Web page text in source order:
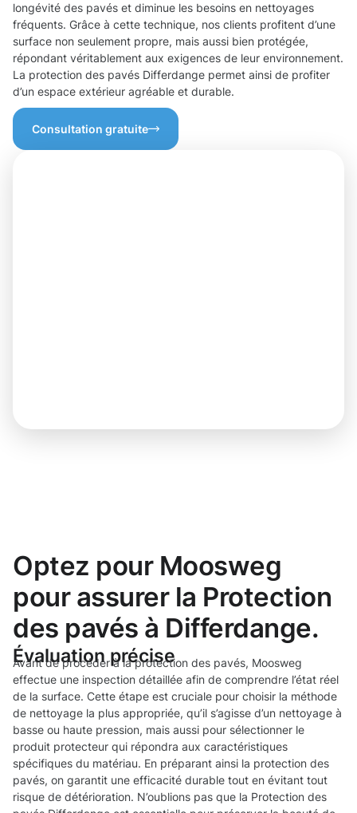
longévité des pavés et diminue les besoins en nettoyages
fréquents. Grâce à cette technique, nos clients profitent d’une
surface non seulement propre, mais aussi bien protégée,
répondant véritablement aux exigences de leur environnement.
La protection des pavés Differdange permet ainsi de profiter
d’un espace extérieur agréable et durable.
Consultation gratuite
Optez pour Moosweg
pour assurer la Protection
des pavés à Differdange.
Évaluation précise
Avant de procéder à la protection des pavés, Moosweg
effectue une inspection détaillée afin de comprendre l’état réel
de la surface. Cette étape est cruciale pour choisir la méthode
de nettoyage la plus appropriée, qu’il s’agisse d’un nettoyage à
basse ou haute pression, mais aussi pour sélectionner le
produit protecteur qui répondra aux caractéristiques
spécifiques du matériau. En préparant ainsi la protection des
pavés, on garantit une efficacité durable tout en évitant tout
risque de détérioration. N’oublions pas que la Protection des